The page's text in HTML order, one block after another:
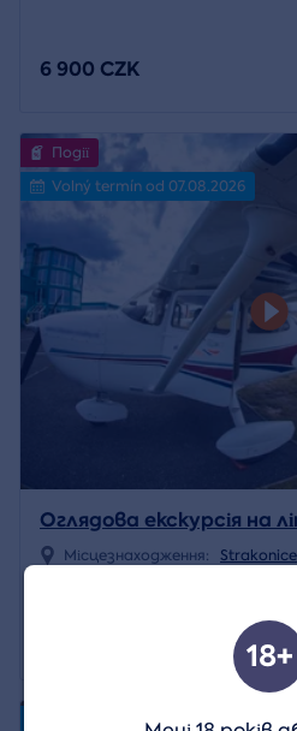
6 900 CZK
Події
Volný termín od 07.08.2026
Оглядова екскурсія на
Місцезнаходження: Strakonice
Volný termín od 08.08.2026
18+